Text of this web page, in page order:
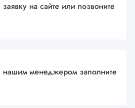
заявку на сайте или позвоните
нашим менеджером заполните